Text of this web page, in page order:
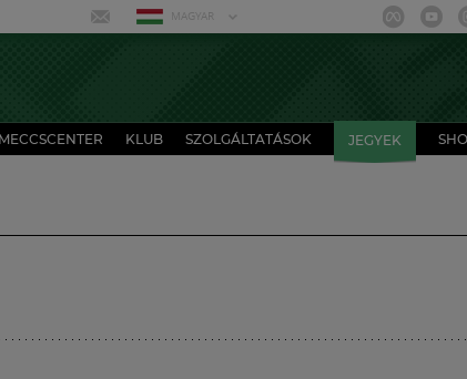
MAGYAR
MECCSCENTER KLUB SZOLGÁLTATÁSOK JEGYEK